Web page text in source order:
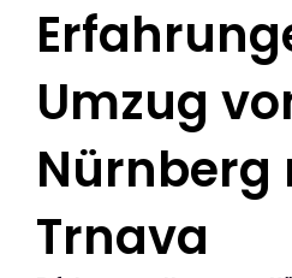
Umzug
Nürnberg
Trnava